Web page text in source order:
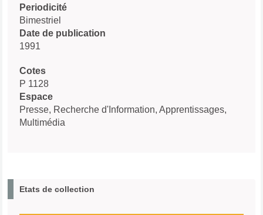
Periodicité
Bimestriel
Date de publication
1991
Cotes
P 1128
Espace
Presse, Recherche d'Information, Apprentissages,
Multimédia
Etats de collection